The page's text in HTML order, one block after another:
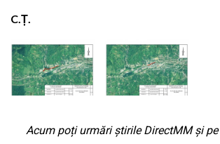
C.Ț.
Acum poți urmări știrile DirectMM și pe